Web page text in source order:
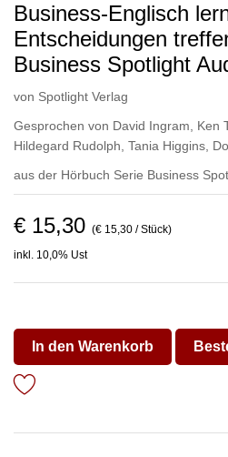
Business-Englisch
Entscheidungen
Business Spotlight
von Spotlight Verlag
Gesprochen von David Ingram Ken
Hildegard Rudolph Tania Higgins
aus der Hörbuch Serie Business
€ 15,30 (€ 15,30 / Stück)
inkl. 10,0% Ust
In den Warenkorb